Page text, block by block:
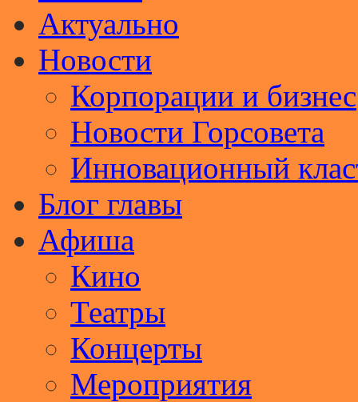
Актуально
Новости
Корпорации и бизнес
Новости Горсовета
Инновационный
Блог главы
Афиша
Кино
Театры
Концерты
Мероприятия